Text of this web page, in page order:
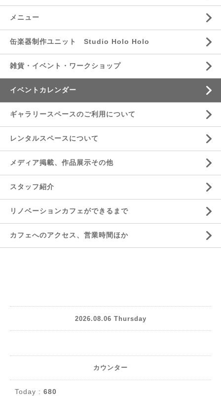
メニュー
缶楽器制作ユニット Studio Holo Holo
雑貨・イベント・ワークショップ
イベントカレンダー
ギャラリースペースのご利用について
レンタルスペースについて
メディア掲載、作品展示その他
スタッフ紹介
リノベーションカフェができるまで
カフェへのアクセス、営業時間ほか
2026.08.06 Thursday
カウンター
Today : 680